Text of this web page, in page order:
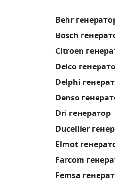
Behr
Bosch
Citroen
Delco
Delphi
Denso
Dri генератор
Ducellier
Elmot
Farcom
Femsa